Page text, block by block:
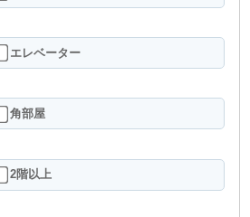
エレベーター
角部屋
2階以上